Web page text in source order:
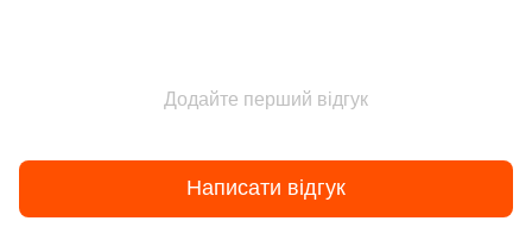
Додайте перший відгук
Написати відгук